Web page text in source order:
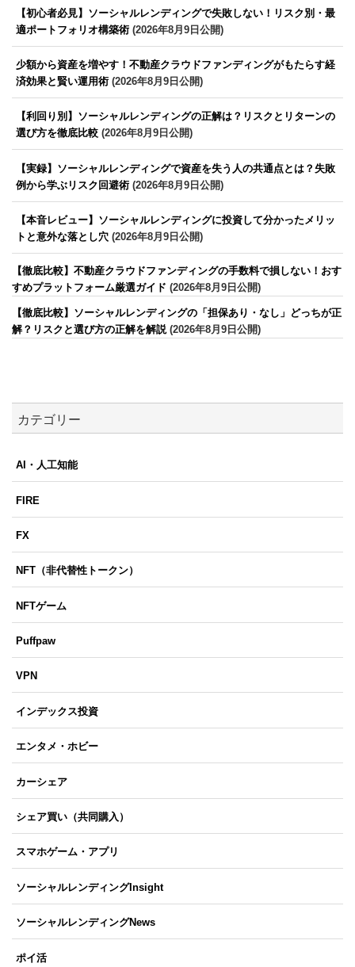
【初心者必見】ソーシャルレンディングで失敗しない！リスク別・最
適ポートフォリオ構築術 (2026年8月9日公開)
少額から資産を増やす！不動産クラウドファンディングがもたらす経
済効果と賢い運用術 (2026年8月9日公開)
【利回り別】ソーシャルレンディングの正解は？リスクとリターンの
選び方を徹底比較 (2026年8月9日公開)
【実録】ソーシャルレンディングで資産を失う人の共通点とは？失敗
例から学ぶリスク回避術 (2026年8月9日公開)
【本音レビュー】ソーシャルレンディングに投資して分かったメリッ
トと意外な落とし穴 (2026年8月9日公開)
【徹底比較】不動産クラウドファンディングの手数料で損しない！おす
すめプラットフォーム厳選ガイド (2026年8月9日公開)
【徹底比較】ソーシャルレンディングの「担保あり・なし」どっちが正
解？リスクと選び方の正解を解説 (2026年8月9日公開)
カテゴリー
AI・人工知能
FIRE
FX
NFT（非代替性トークン）
NFTゲーム
Puffpaw
VPN
インデックス投資
エンタメ・ホビー
カーシェア
シェア買い（共同購入）
スマホゲーム・アプリ
ソーシャルレンディングInsight
ソーシャルレンディングNews
ポイ活